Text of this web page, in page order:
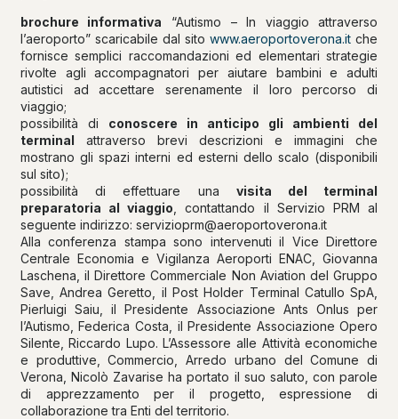
brochure informativa “Autismo – In viaggio attraverso
l’aeroporto” scaricabile dal sitowww.aeroportoverona.it che
fornisce semplici raccomandazioni ed elementari strategie
rivolte agli accompagnatori per aiutare bambini e adulti
autistici ad accettare serenamente il loro percorso di
viaggio;
possibilità di conoscere in anticipo gli ambienti del
terminal attraverso brevi descrizioni e immagini che
mostrano gli spazi interni ed esterni dello scalo (disponibili
sul sito);
possibilità di effettuare una visita del terminal
preparatoria al viaggio , contattando il Servizio PRM al
seguente indirizzo: servizioprm@aeroportoverona.it
Alla conferenza stampa sono intervenuti il Vice Direttore
Centrale Economia e Vigilanza Aeroporti ENAC, Giovanna
Laschena, il Direttore Commerciale Non Aviation del Gruppo
Save, Andrea Geretto, il Post Holder Terminal Catullo SpA,
Pierluigi Saiu, il Presidente Associazione Ants Onlus per
l’Autismo, Federica Costa, il Presidente Associazione Opero
Silente, Riccardo Lupo. L’Assessore alle Attività economiche
e produttive, Commercio, Arredo urbano del Comune di
Verona, Nicolò Zavarise ha portato il suo saluto, con parole
di apprezzamento per il progetto, espressione di
collaborazione tra Enti del territorio.